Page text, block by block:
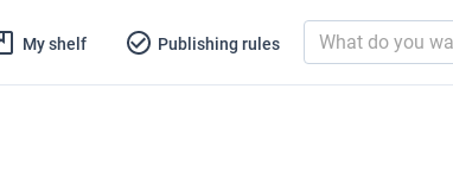
My shelf Publishing rules